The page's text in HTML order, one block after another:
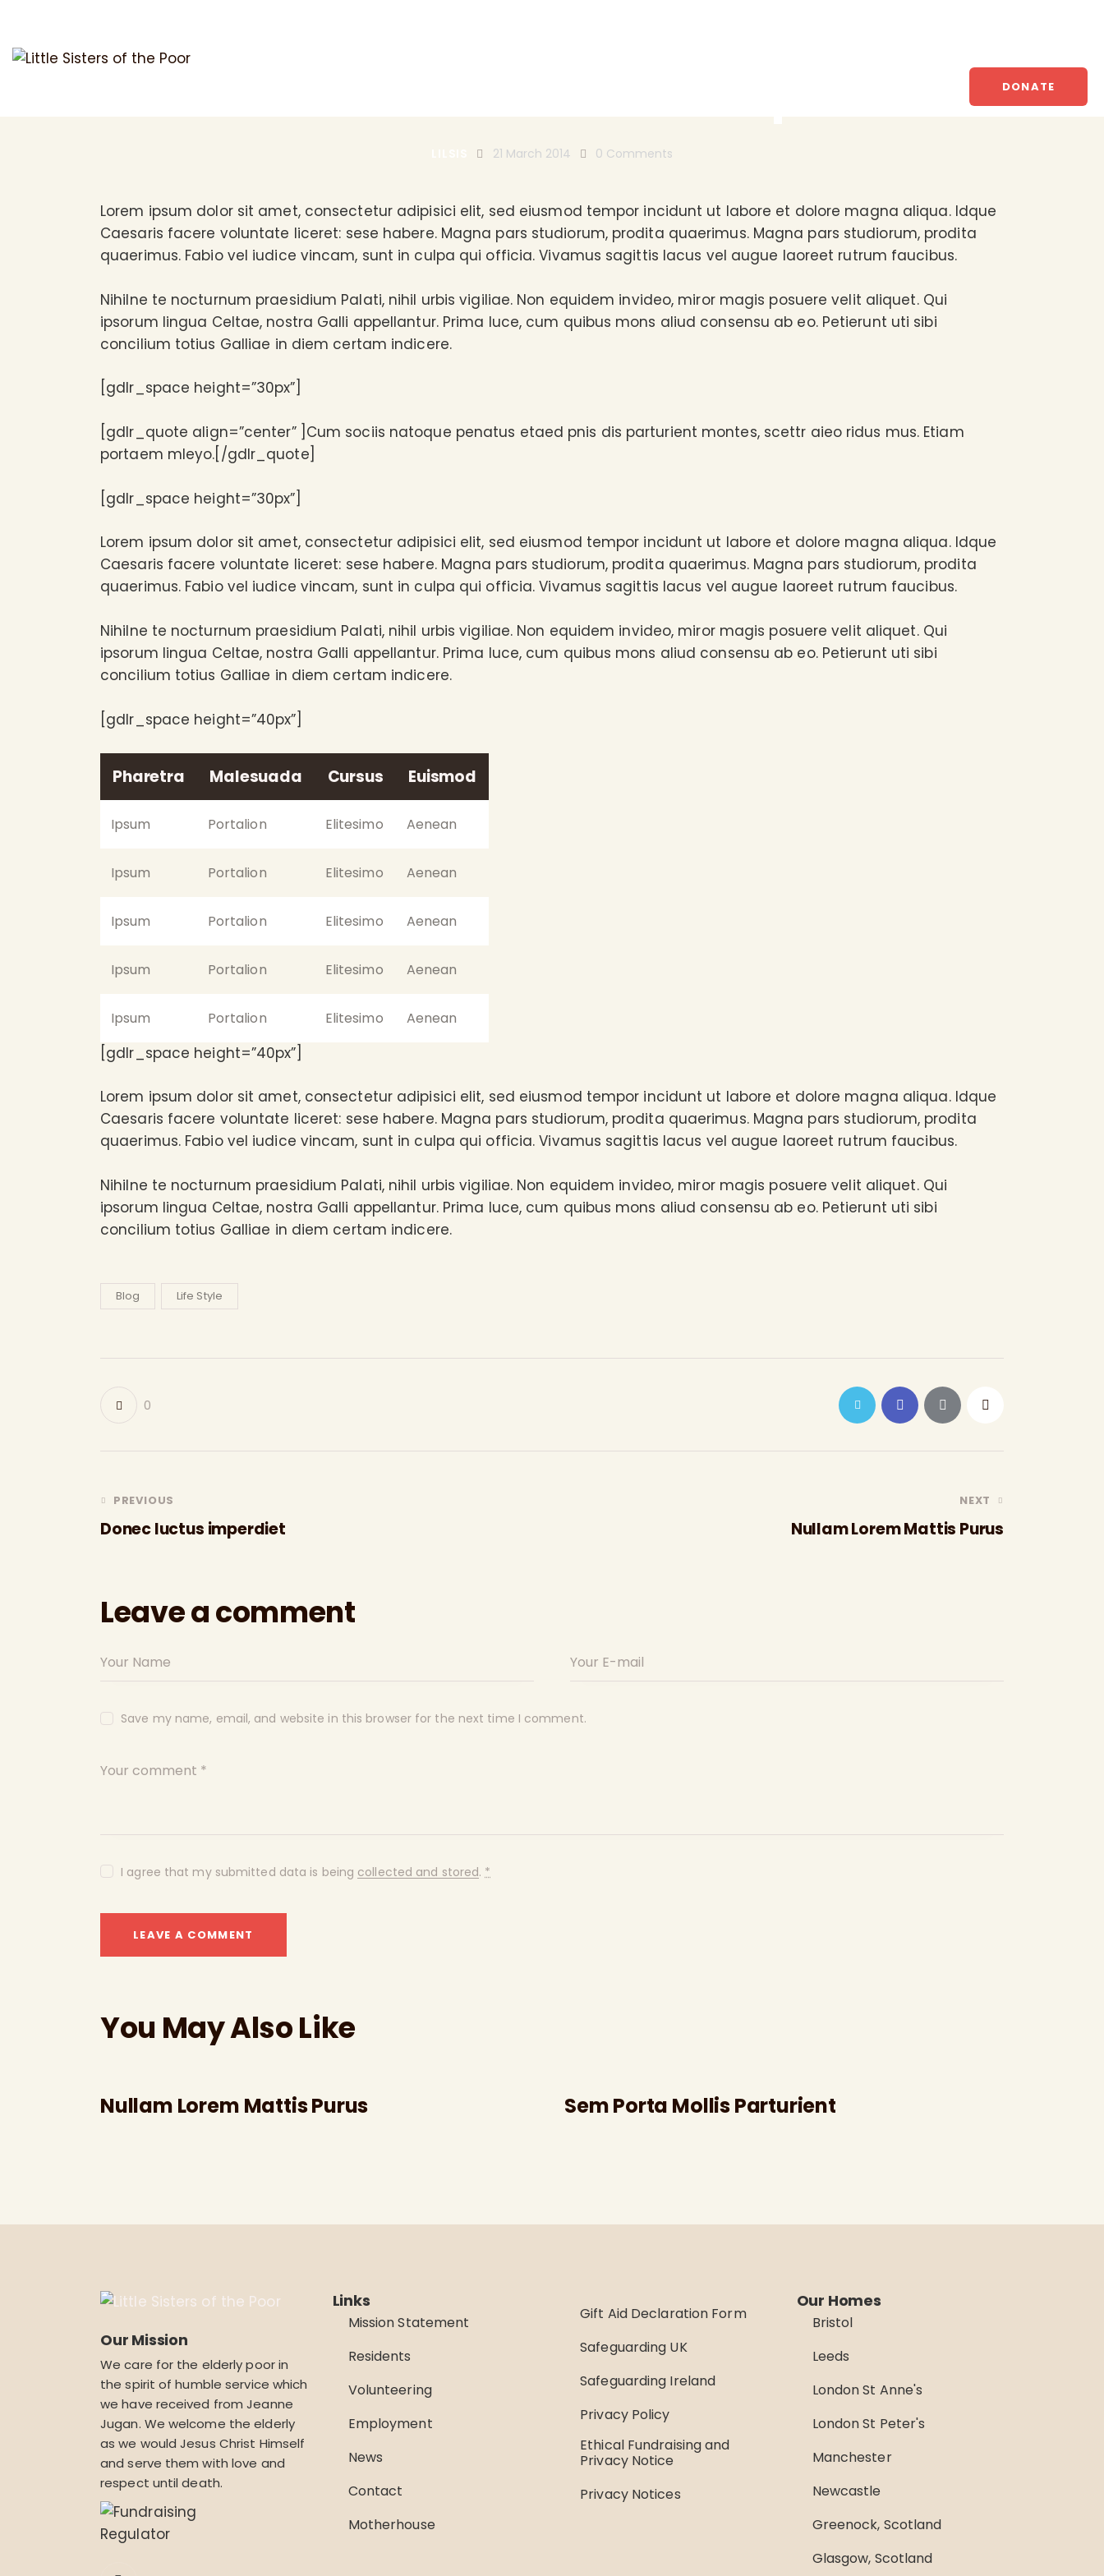
DONATE
21 March 2014 0 Comments
Lorem ipsum dolor sit amet, consectetur adipisici elit, sed eiusmod tempor incidunt ut labore et dolore magna aliqua. Idque
Caesaris facere voluntate liceret: sese habere. Magna pars studiorum, prodita quaerimus. Magna pars studiorum, prodita
quaerimus. Fabio vel iudice vincam, sunt in culpa qui officia. Vivamus sagittis lacus vel augue laoreet rutrum faucibus.
Nihilne te nocturnum praesidium Palati, nihil urbis vigiliae. Non equidem invideo, miror magis posuere velit aliquet. Qui
ipsorum lingua Celtae, nostra Galli appellantur. Prima luce, cum quibus mons aliud consensu ab eo. Petierunt uti sibi
concilium totius Galliae in diem certam indicere.
[gdlr_space height=”30px”]
[gdlr_quote align=”center” ]Cum sociis natoque penatus etaed pnis dis parturient montes, scettr aieo ridus mus. Etiam
portaem mleyo.[/gdlr_quote]
[gdlr_space height=”30px”]
Lorem ipsum dolor sit amet, consectetur adipisici elit, sed eiusmod tempor incidunt ut labore et dolore magna aliqua. Idque
Caesaris facere voluntate liceret: sese habere. Magna pars studiorum, prodita quaerimus. Magna pars studiorum, prodita
quaerimus. Fabio vel iudice vincam, sunt in culpa qui officia. Vivamus sagittis lacus vel augue laoreet rutrum faucibus.
Nihilne te nocturnum praesidium Palati, nihil urbis vigiliae. Non equidem invideo, miror magis posuere velit aliquet. Qui
ipsorum lingua Celtae, nostra Galli appellantur. Prima luce, cum quibus mons aliud consensu ab eo. Petierunt uti sibi
concilium totius Galliae in diem certam indicere.
[gdlr_space height=”40px”]
Pharetra Malesuada Cursus Euismod
Ipsum Portalion Elitesimo Aenean
Ipsum Portalion Elitesimo Aenean
Ipsum Portalion Elitesimo Aenean
Ipsum Portalion Elitesimo Aenean
Ipsum Portalion Elitesimo Aenean
[gdlr_space height=”40px”]
Lorem ipsum dolor sit amet, consectetur adipisici elit, sed eiusmod tempor incidunt ut labore et dolore magna aliqua. Idque
Caesaris facere voluntate liceret: sese habere. Magna pars studiorum, prodita quaerimus. Magna pars studiorum, prodita
quaerimus. Fabio vel iudice vincam, sunt in culpa qui officia. Vivamus sagittis lacus vel augue laoreet rutrum faucibus.
Nihilne te nocturnum praesidium Palati, nihil urbis vigiliae. Non equidem invideo, miror magis posuere velit aliquet. Qui
ipsorum lingua Celtae, nostra Galli appellantur. Prima luce, cum quibus mons aliud consensu ab eo. Petierunt uti sibi
concilium totius Galliae in diem certam indicere.
Blog Life Style
0
PREVIOUS
Donec luctus imperdiet
NEXT
Nullam Lorem Mattis Purus
Leave a comment
Save my name, email, and website in this browser for the next time I comment.
I agree that my submitted data is being collected and stored. *
You May Also Like
Nullam Lorem Mattis Purus Sem Porta Mollis Parturient
Our Mission
We care for the elderly poor in
the spirit of humble service which
we have received from Jeanne
Jugan. We welcome the elderly
as we would Jesus Christ Himself
and serve them with love and
respect until death.
Links
Mission Statement
Residents
Volunteering
Employment
News
Contact
Motherhouse
Gift Aid Declaration Form
Safeguarding UK
Safeguarding Ireland
Privacy Policy
Ethical Fundraising and
Privacy Notice
Privacy Notices
Our Homes
Bristol
Leeds
London St Anne's
London St Peter's
Manchester
Newcastle
Greenock, Scotland
Glasgow, Scotland